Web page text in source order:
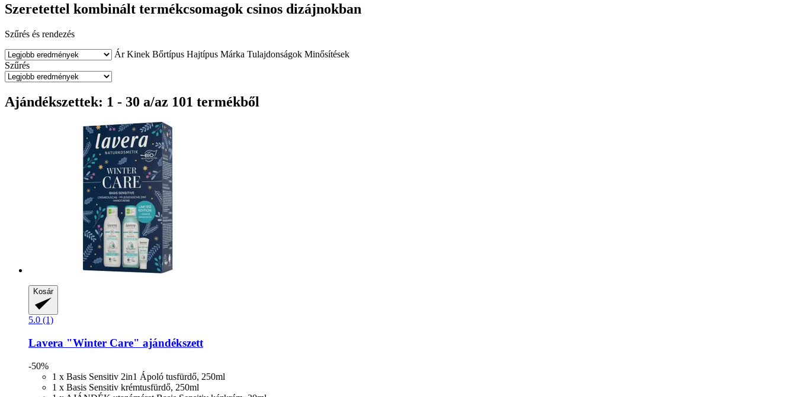
Szeretettel kombinált termékcsomagok csinos dizájnokban
Szűrés és rendezés
Ár Kinek Bőrtípus Hajtípus Márka Tulajdonságok Minősítések
Szűrés
Ajándékszettek: 1 - 30 a/az 101 termékből
Kosár
5.0 (1)
Lavera "Winter Care" ajándékszett
-50%
1 x Basis Sensitiv 2in1 Ápoló tusfürdő, 250ml
1 x Basis Sensitiv krémtusfürdő, 250ml